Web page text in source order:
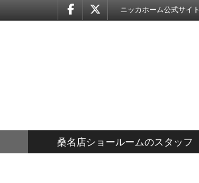
ニッカホーム公式サイト
桑名店ショールームのスタッフ